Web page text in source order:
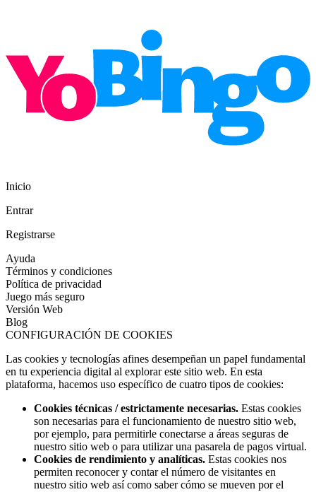
Inicio
Entrar
Registrarse
Ayuda
Términos y condiciones
Política de privacidad
Juego más seguro
Versión Web
Blog
CONFIGURACIÓN DE COOKIES
Las cookies y tecnologías afines desempeñan un papel fundamental
en tu experiencia digital al explorar este sitio web. En esta
plataforma, hacemos uso específico de cuatro tipos de cookies:
Cookies técnicas / estrictamente necesarias. Estas cookies
son necesarias para el funcionamiento de nuestro sitio web,
por ejemplo, para permitirle conectarse a áreas seguras de
nuestro sitio web o para utilizar una pasarela de pagos virtual.
Cookies de rendimiento y analíticas. Estas cookies nos
permiten reconocer y contar el número de visitantes en
nuestro sitio web así como saber cómo se mueven por el